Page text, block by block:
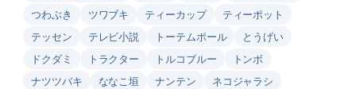
つわぶき
ツワブキ ティーカップ
ティーポット
テッセン
テレビ小説 トーテムポール
とうげい
ドクダミ
トラクター トルコブルー
トンボ
ナツツバキ
ななこ垣 ナンテン
ネコジャラシ